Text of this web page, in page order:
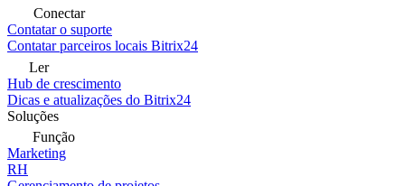
Conectar
Contatar o suporte
Contatar parceiros locais Bitrix24
Ler
Hub de crescimento
Dicas e atualizações do Bitrix24
Soluções
Função
Marketing
RH